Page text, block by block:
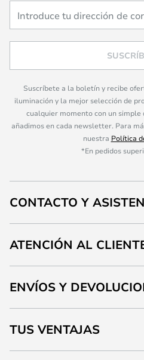
Suscríbete a la boletín y recibe
iluminación y la mejor selección de
cualquier momento con un simple
añadimos en cada newsletter. Para
nuestra Política
*En pedidos
CONTACTO Y
ATENCIÓN AL
ENVÍOS Y
TUS VENTAJAS